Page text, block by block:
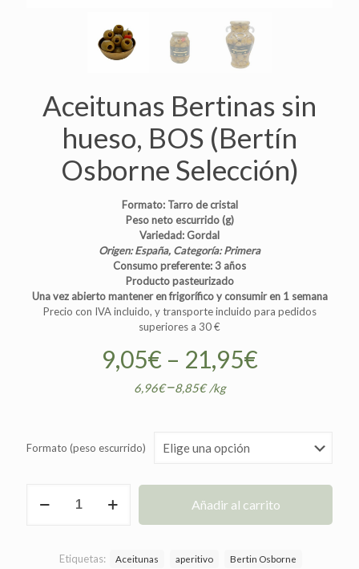
Aceitunas Bertinas sin
hueso, BOS (Bertín
Osborne Selección)
Formato: Tarro de cristal
Peso neto escurrido (g)
Variedad: Gordal
Origen: España, Categoría: Primera
Consumo preferente: 3 años
Producto pasteurizado
Una vez abierto mantener en frigorífico y consumir en 1 semana
Precio con IVA incluido, y transporte incluido para pedidos
superiores a 30 €
9,05€ – 21,95€
6,96€–8,85€ /kg
Formato (peso escurrido)
Bertinas
Añadir al carrito
Etiquetas: Aceitunas aperitivo
Bertin Osborne